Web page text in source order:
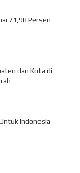
71,98 Persen
dan Kota di
Indonesia